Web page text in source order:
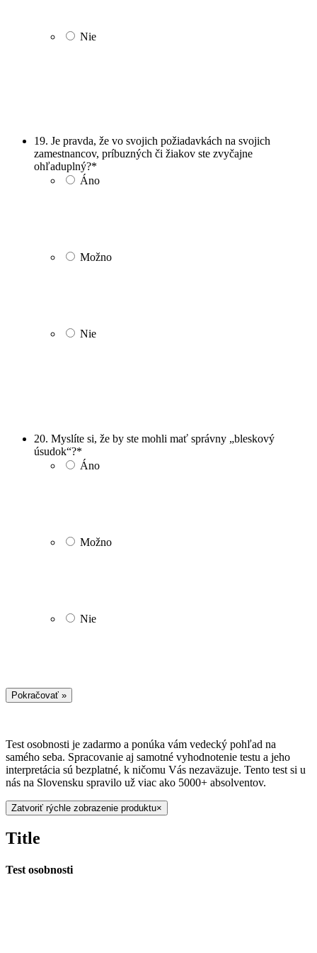
Nie
19. Je pravda, že vo svojich požiadavkách na svojich
zamestnancov, príbuzných či žiakov ste zvyčajne
ohľaduplný?*
Áno
Možno
Nie
20. Myslíte si, že by ste mohli mať správny „bleskový
úsudok“?*
Áno
Možno
Nie
Test osobnosti je zadarmo a ponúka vám vedecký pohľad na
samého seba. Spracovanie aj samotné vyhodnotenie testu a jeho
interpretácia sú bezplatné, k ničomu Vás nezaväzuje. Tento test si u
nás na Slovensku spravilo už viac ako 5000+ absolventov.
Zatvoriť rýchle zobrazenie produktu×
Title
Test osobnosti